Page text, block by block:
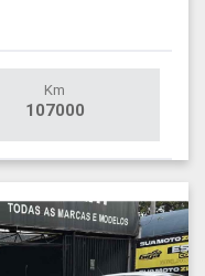
Km
107000